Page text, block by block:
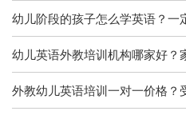
幼儿阶段的孩子怎么学英语？一
幼儿英语外教培训机构哪家好？
外教幼儿英语培训一对一价格？